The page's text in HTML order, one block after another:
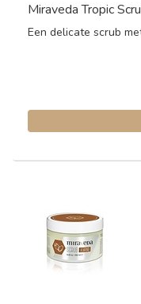
Miraveda Tropic
Een delicate scrub